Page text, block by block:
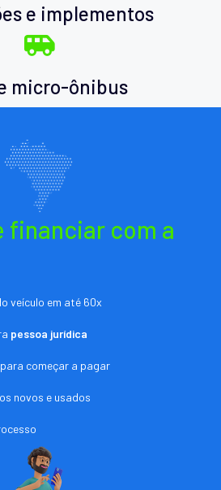
e implementos
micro-ônibus
financiar com a
veículo em até 60x
pessoa jurídica
começar a pagar
novos e usados